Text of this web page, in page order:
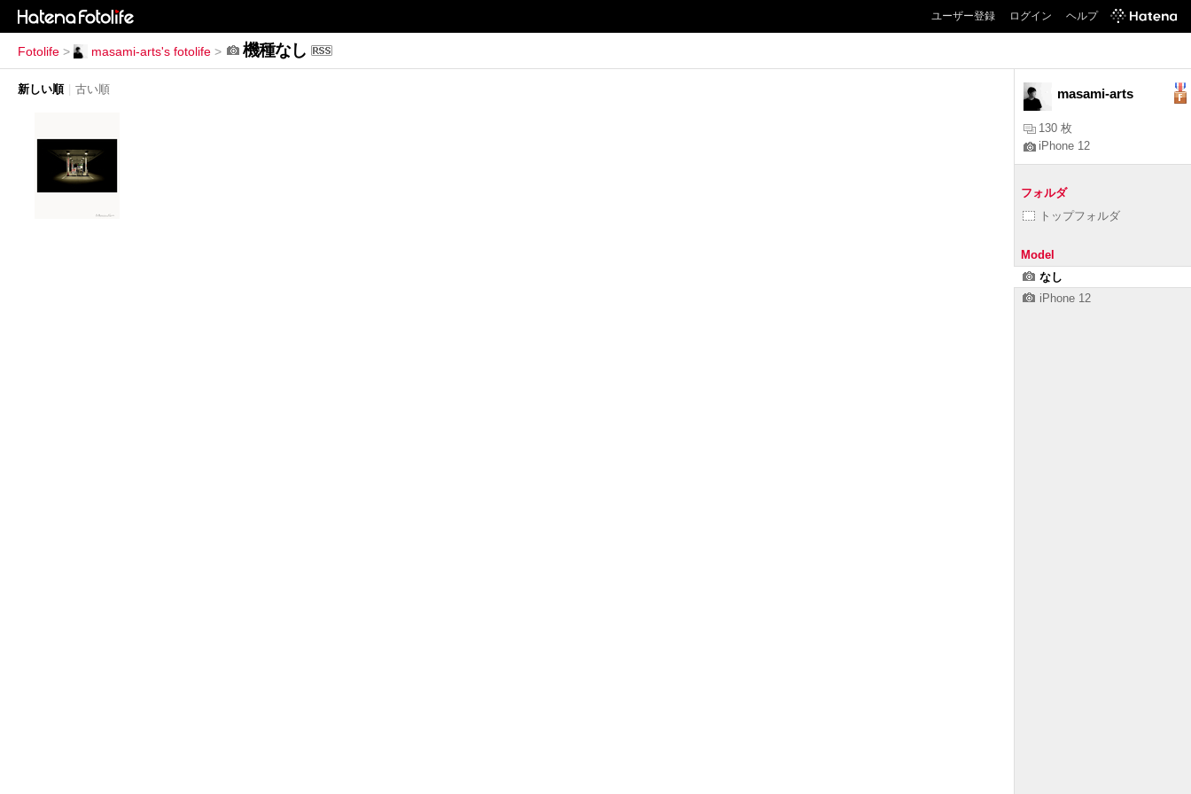
ユーザー登録 ログイン ヘルプ
Fotolife > masami-arts's fotolife > 機種なし
新しい順 古い順 masami-arts
130 枚
iPhone 12
フォルダ
トップフォルダ
Model
なし
iPhone 12